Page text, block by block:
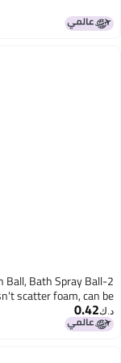
2-in-1 Bath Ball,
that doesn't scatter
used with soap,
rich and soft lather,